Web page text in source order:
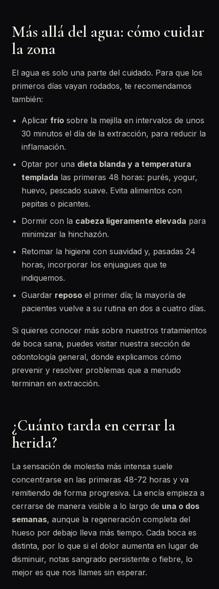
Más allá del agua: cómo cuidar
la zona
El agua es solo una parte del cuidado. Para que los
primeros días vayan rodados, te recomendamos
también:
Aplicar frío sobre la mejilla en intervalos de unos
30 minutos el día de la extracción, para reducir la
inflamación.
Optar por una dieta blanda y a temperatura
templada las primeras 48 horas: purés, yogur,
huevo, pescado suave. Evita alimentos con
pepitas o picantes.
Dormir con la cabeza ligeramente elevada para
minimizar la hinchazón.
Retomar la higiene con suavidad y, pasadas 24
horas, incorporar los enjuagues que te
indiquemos.
Guardar reposo el primer día; la mayoría de
pacientes vuelve a su rutina en dos a cuatro días.
Si quieres conocer más sobre nuestros tratamientos
de boca sana, puedes visitar nuestra sección de
odontología general, donde explicamos cómo
prevenir y resolver problemas que a menudo
terminan en extracción.
¿Cuánto tarda en cerrar la
herida?
La sensación de molestia más intensa suele
concentrarse en las primeras 48-72 horas y va
remitiendo de forma progresiva. La encía empieza a
cerrarse de manera visible a lo largo de una o dos
semanas, aunque la regeneración completa del
hueso por debajo lleva más tiempo. Cada boca es
distinta, por lo que si el dolor aumenta en lugar de
disminuir, notas sangrado persistente o fiebre, lo
mejor es que nos llames sin esperar.